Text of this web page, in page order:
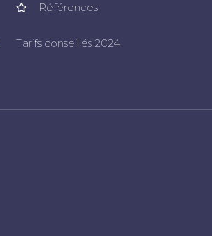
Références
Tarifs conseillés 2024